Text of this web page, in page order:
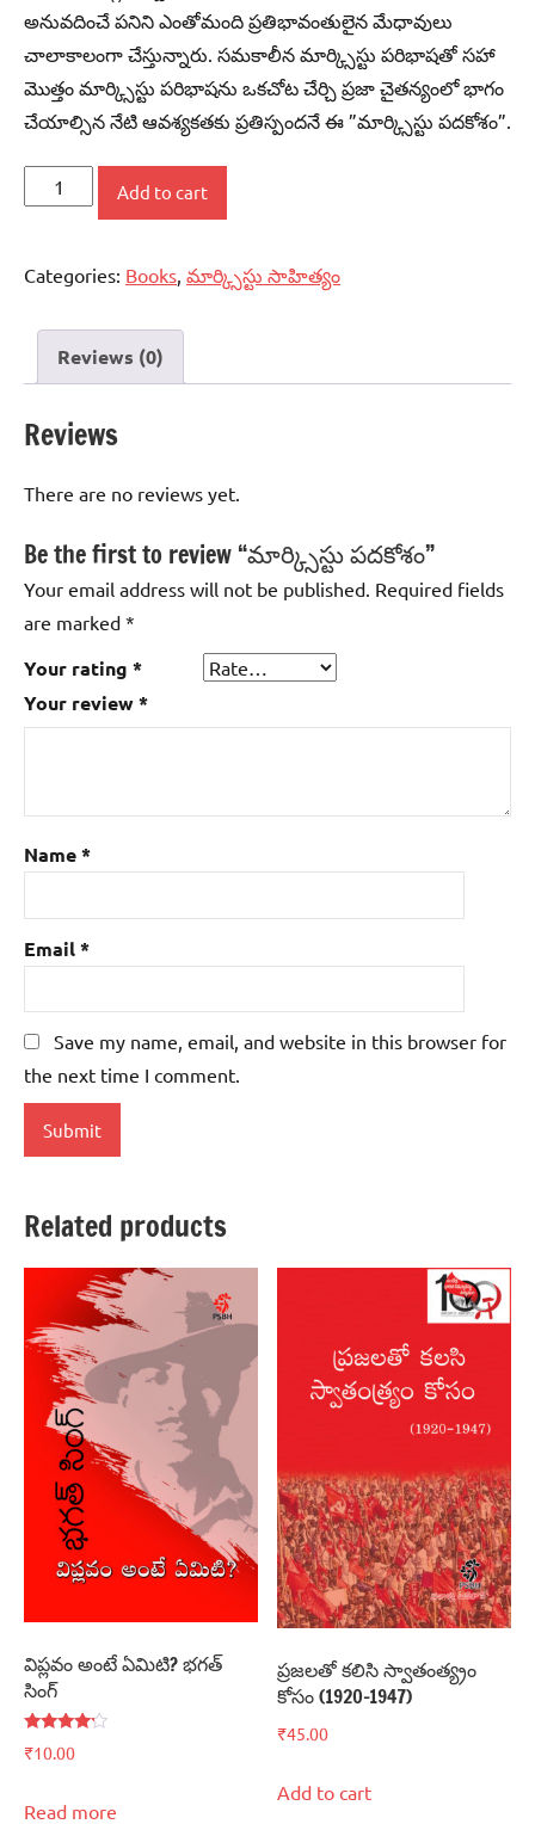
అనువదించే పనిని ఎంతోమంది ప్రతిభావంతులైన మేధావులు
చాలాకాలంగా చేస్తున్నారు. సమకాలీన మార్క్సిస్టు పరిభాషతో సహా
మొత్తం మార్క్సిస్టు పరిభాషను ఒకచోట చేర్చి ప్రజా చైతన్యంలో భాగం
చేయాల్సిన నేటి ఆవశ్యకతకు ప్రతిస్పందనే ఈ ”మార్క్సిస్టు పదకోశం”.
మార్క్సిస్టు
Add to cart
Categories: Books మార్క్సిస్టు సాహిత్యం
Reviews (0)
Reviews
There are no reviews yet.
Be the first to review “మార్క్సిస్టు పదకోశం”
Your email address will not be published. Required fields
are marked *
Your rating *
Your review*
Name*
Email*
Save my name, email, and website in this browser for
the next time I comment.
Related products
విప్లవం అంటే ఏమిటి? భగత్‌
సింగ్‌
Rated
4.00
₹10.00
Read more
ప్రజలతో కలిసి స్వాతంత్య్రం
కోసం (1920-1947)
₹45.00
Add to cart